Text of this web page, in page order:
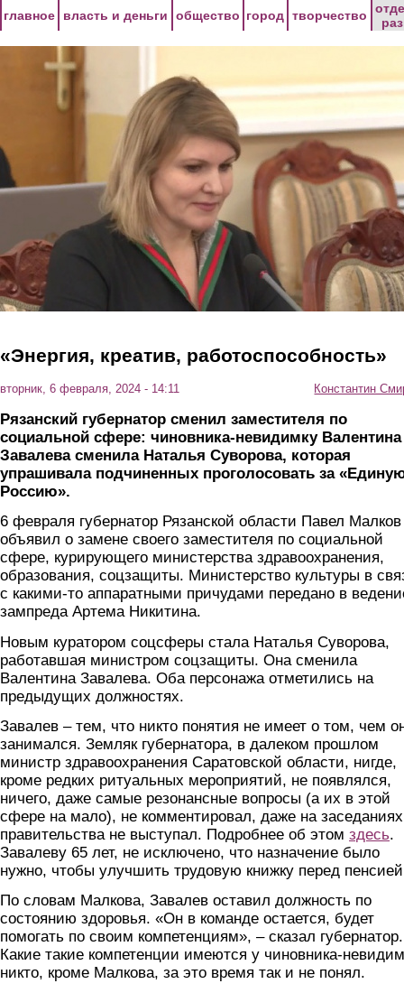
главное власть и деньги общество город творчество
«Энергия, креатив, работоспособность»
вторник, 6 февраля, 2024 - 14:11 Константин
Рязанский губернатор сменил заместителя по
социальной сфере: чиновника-невидимку Валентина
Завалева сменила Наталья Суворова, которая
упрашивала подчиненных проголосовать за
Россию».
6 февраля губернатор Рязанской области Павел Малков
объявил о замене своего заместителя по социальной
сфере, курирующего министерства здравоохранения,
образования, соцзащиты. Министерство культуры в
с какими-то аппаратными причудами передано в
зампреда Артема Никитина.
Новым куратором соцсферы стала Наталья Суворова,
работавшая министром соцзащиты. Она сменила
Валентина Завалева. Оба персонажа отметились на
предыдущих должностях.
Завалев – тем, что никто понятия не имеет о том, чем
занимался. Земляк губернатора, в далеком прошлом
министр здравоохранения Саратовской области, нигде,
кроме редких ритуальных мероприятий, не появлялся,
ничего, даже самые резонансные вопросы (а их в этой
сфере на мало), не комментировал, даже на заседаниях
правительства не выступал. Подробнее об этом здесь.
Завалеву 65 лет, не исключено, что назначение было
нужно, чтобы улучшить трудовую книжку перед
По словам Малкова, Завалев оставил должность по
состоянию здоровья. «Он в команде остается, будет
помогать по своим компетенциям», – сказал губернатор.
Какие такие компетенции имеются у чиновника-
никто, кроме Малкова, за это время так и не понял.